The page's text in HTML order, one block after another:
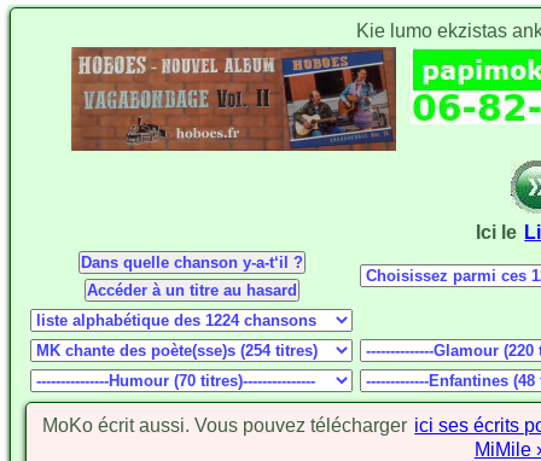
Kie lumo ekzistas
Ici le
MoKo écrit aussi. Vous pouvez télécharger ici ses écrits
MiMile